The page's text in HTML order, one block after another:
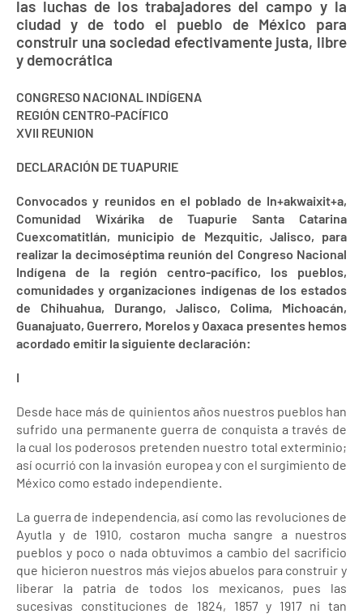
las luchas de los trabajadores del campo y la
ciudad y de todo el pueblo de México para
construir una sociedad efectivamente justa, libre
y democrática
CONGRESO NACIONAL INDÍGENA
REGIÓN CENTRO-PACÍFICO
XVII REUNION
DECLARACIÓN DE TUAPURIE
Convocados y reunidos en el poblado de In+akwaixit+a,
Comunidad Wixárika de Tuapurie Santa Catarina
Cuexcomatitlán, municipio de Mezquitic, Jalisco, para
realizar la decimoséptima reunión del Congreso Nacional
Indígena de la región centro-pacífico, los pueblos,
comunidades y organizaciones indígenas de los estados
de Chihuahua, Durango, Jalisco, Colima, Michoacán,
Guanajuato, Guerrero, Morelos y Oaxaca presentes hemos
acordado emitir la siguiente declaración:
I
Desde hace más de quinientos años nuestros pueblos han
sufrido una permanente guerra de conquista a través de
la cual los poderosos pretenden nuestro total exterminio;
así ocurrió con la invasión europea y con el surgimiento de
México como estado independiente.
La guerra de independencia, así como las revoluciones de
Ayutla y de 1910, costaron mucha sangre a nuestros
pueblos y poco o nada obtuvimos a cambio del sacrificio
que hicieron nuestros más viejos abuelos para construir y
liberar la patria de todos los mexicanos, pues las
sucesivas constituciones de 1824, 1857 y 1917 ni tan